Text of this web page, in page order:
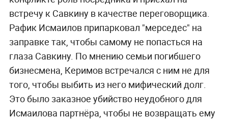
встречу к Савкину в качестве переговорщика.
Рафик Исмаилов припарковал "мерседес" на
заправке так, чтобы самому не попасться на
глаза Савкину. По мнению семьи погибшего
бизнесмена, Керимов встречался с ним не для
того, чтобы выбить из него мифический долг.
Это было заказное убийство неудобного для
Исмаилова партнёра, чтобы не возвращать ему